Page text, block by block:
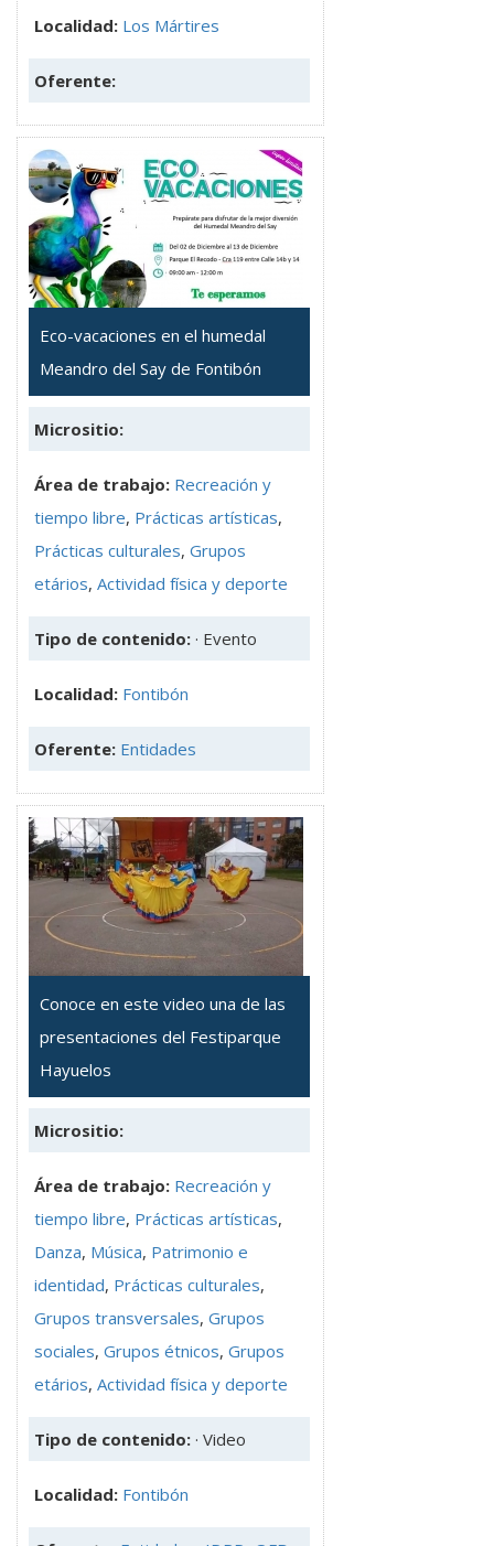
Localidad: Los Mártires
Oferente:
Eco-vacaciones en el humedal
Meandro del Say de Fontibón
Micrositio:
Área de trabajo: Recreación y
tiempo libre, Prácticas artísticas,
Prácticas culturales, Grupos
etários, Actividad física y deporte
Tipo de contenido: · Evento
Localidad: Fontibón
Oferente: Entidades
Conoce en este video una de las
presentaciones del Festiparque
Hayuelos
Micrositio:
Área de trabajo: Recreación y
tiempo libre, Prácticas artísticas,
Danza, Música, Patrimonio e
identidad, Prácticas culturales,
Grupos transversales, Grupos
sociales, Grupos étnicos, Grupos
etários, Actividad física y deporte
Tipo de contenido: · Video
Localidad: Fontibón